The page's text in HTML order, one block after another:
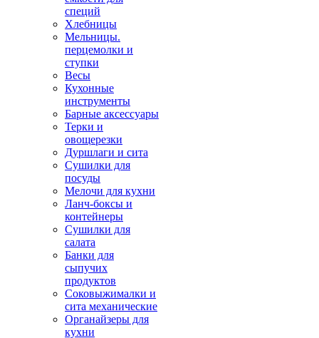
специй
Хлебницы
Мельницы.
перцемолки и
ступки
Весы
Кухонные
инструменты
Барные аксессуары
Терки и
овощерезки
Дуршлаги и сита
Сушилки для
посуды
Мелочи для кухни
Ланч-боксы и
контейнеры
Сушилки для
салата
Банки для
сыпучих
продуктов
Соковыжималки и
сита механические
Органайзеры для
кухни